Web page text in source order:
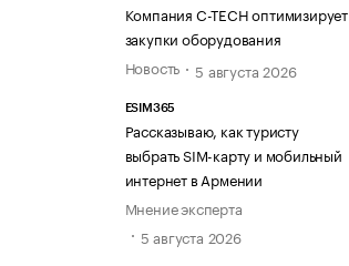
Компания C-TECH оптимизирует
закупки оборудования
Новость
5 августа 2026
ESIM365
Рассказываю, как туристу
выбрать SIM-карту и мобильный
интернет в Армении
Мнение эксперта
5 августа 2026